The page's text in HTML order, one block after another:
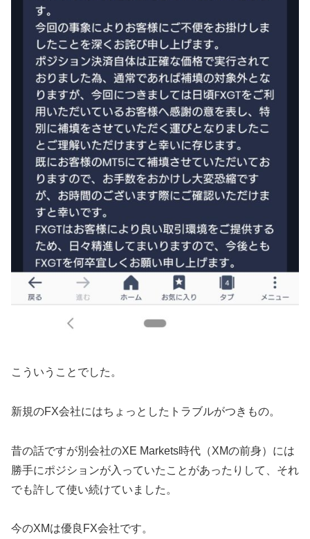
こういうことでした。
新規のFX会社にはちょっとしたトラブルがつきもの。
昔の話ですが別会社のXE Markets時代（XMの前身）には
勝手にポジションが入っていたことがあったりして、それ
でも許して使い続けていました。
今のXMは優良FX会社です。